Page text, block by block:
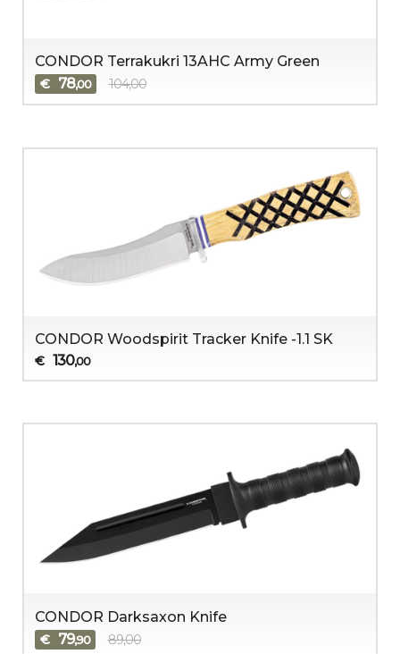
CONDOR Terrakukri 13AHC Army Green
€ 78,00 104,00
CONDOR Woodspirit Tracker Knife -1.1 SK
€ 130,00
CONDOR Darksaxon Knife
€ 79,90 89,00